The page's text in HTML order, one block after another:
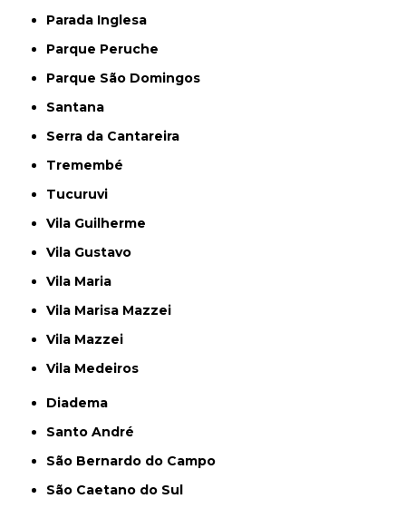
Parada Inglesa
Parque Peruche
Parque São Domingos
Santana
Serra da Cantareira
Tremembé
Tucuruvi
Vila Guilherme
Vila Gustavo
Vila Maria
Vila Marisa Mazzei
Vila Mazzei
Vila Medeiros
Diadema
Santo André
São Bernardo do Campo
São Caetano do Sul